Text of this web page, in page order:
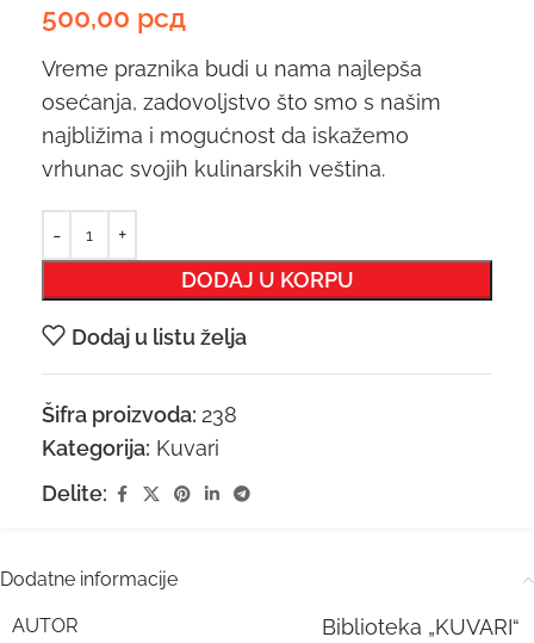
500,00 рсд
Vreme praznika budi u nama najlepša
osećanja, zadovoljstvo što smo s našim
najbližima i mogućnost da iskažemo
vrhunac svojih kulinarskih veština.
DODAJ U KORPU
Dodaj u listu želja
Šifra proizvoda: 238
Kategorija: Kuvari
Delite:
Dodatne informacije
AUTOR Biblioteka „KUVARI“